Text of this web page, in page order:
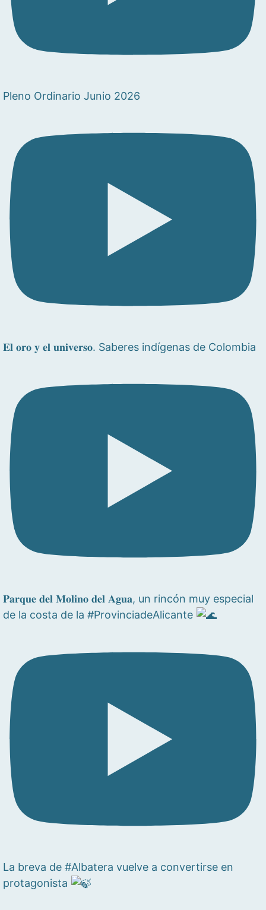
Pleno Ordinario Junio 2026
𝐄𝐥 𝐨𝐫𝐨 𝐲 𝐞𝐥 𝐮𝐧𝐢𝐯𝐞𝐫𝐬𝐨. Saberes indígenas de Colombia
𝐏𝐚𝐫𝐪𝐮𝐞 𝐝𝐞𝐥 𝐌𝐨𝐥𝐢𝐧𝐨 𝐝𝐞𝐥 𝐀𝐠𝐮𝐚, un rincón muy especial
de la costa de la #ProvinciadeAlicante
La breva de #Albatera vuelve a convertirse en
protagonista